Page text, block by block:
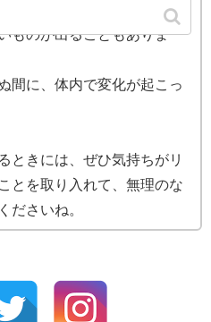
で、肌や心身の状態によっ
ものが出ることもありま
間に、体内で変化が起こっ
ときには、ぜひ気持ちがリ
とを取り入れて、無理のな
ださいね。